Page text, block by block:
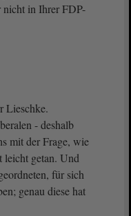
nicht in Ihrer FDP-
Lieschke.
- deshalb
mit der Frage, wie
leicht getan. Und
für sich
genau diese hat